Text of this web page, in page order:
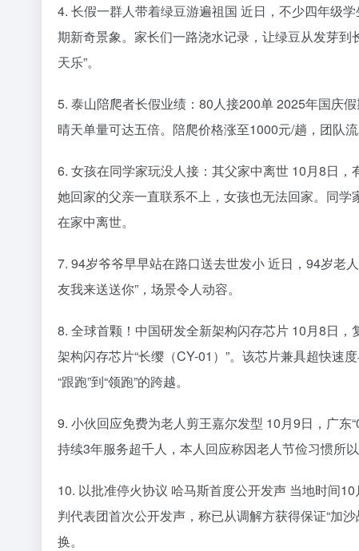
4. 长假一群人带着绿豆游遍祖国 近日，不少四年级
期新奇景象。家长们一路浇水记录，让绿豆从发芽
天乐”。
5. 泰山陪爬者长假业绩：80人接200单 2025年国庆
晴天单量可达五倍。陪爬价格涨至1000元/趟，团队流
6. 女孩在同学家玩没人接：其父家中离世 10月8日
她回家的父亲一直联系不上，女孩也无法回家。同
在家中离世。
7. 94岁爷爷早早站在路口送去世发小 近日，94岁老
友我来送送你”，场景令人动容。
8. 全球首颗！中国研发全新架构闪存芯片 10月8日
架构闪存芯片“长缨（CY-01）”。该芯片兼具超快速
“跟跑”到“领跑”的跨越。
9. 小伙回应免费为老人剪王嘉尔发型 10月9日，广
持续3年服务超千人，本人回应称因老人节俭习惯所
10. 以批准停火协议 哈马斯首度公开发声 当地时间
判代表团首次公开发声，称已从调解方获得保证“加
换。